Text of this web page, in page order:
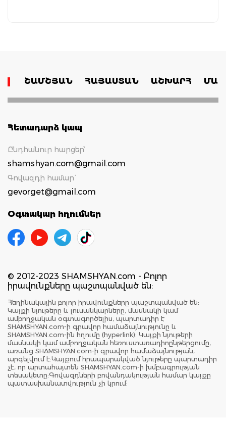
ՇԱՄՇՅԱՆ ՀԱՅԱՍՏԱՆ ԱՇԽԱՐՀ
Հետադարձ կապ
Ընդհանուր հարցեր՝
shamshyan.com@gmail.com
Գովազդի համար`
gevorget@gmail.com
Օգտակար հղումներ
© 2012-2023 SHAMSHYAN.com - Բոլոր
իրավունքները պաշտպանված են:
Հեղինակային բոլոր իրավունքները պաշտպանված են:
Կայքի նյութերը և լուսանկարները, մասնակի կամ
ամբողջական օգտագործելիս, պարտադիր է
SHAMSHYAN.com-ի գրավոր համաձայնությունը և
SHAMSHYAN.com-ին հղումը (hyperlink): Կայքի նյութերի
մասնակի կամ ամբողջական հեռուստառադիոընթերցումը,
առանց SHAMSHYAN.com-ի գրավոր համաձայնության,
արգելվում է:Կայքում հրապարակված նյութերը պարտադիր
չէ, որ արտահայտեն SHAMSHYAN.com-ի խմբագրության
տեսակետը:Գովազդների բովանդակության համար կայքը
պատասխանատվություն չի կրում: